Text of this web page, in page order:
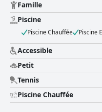
Famille
Piscine
Piscine Chauffée Piscine
Accessible
Petit
Tennis
Piscine Chauffée